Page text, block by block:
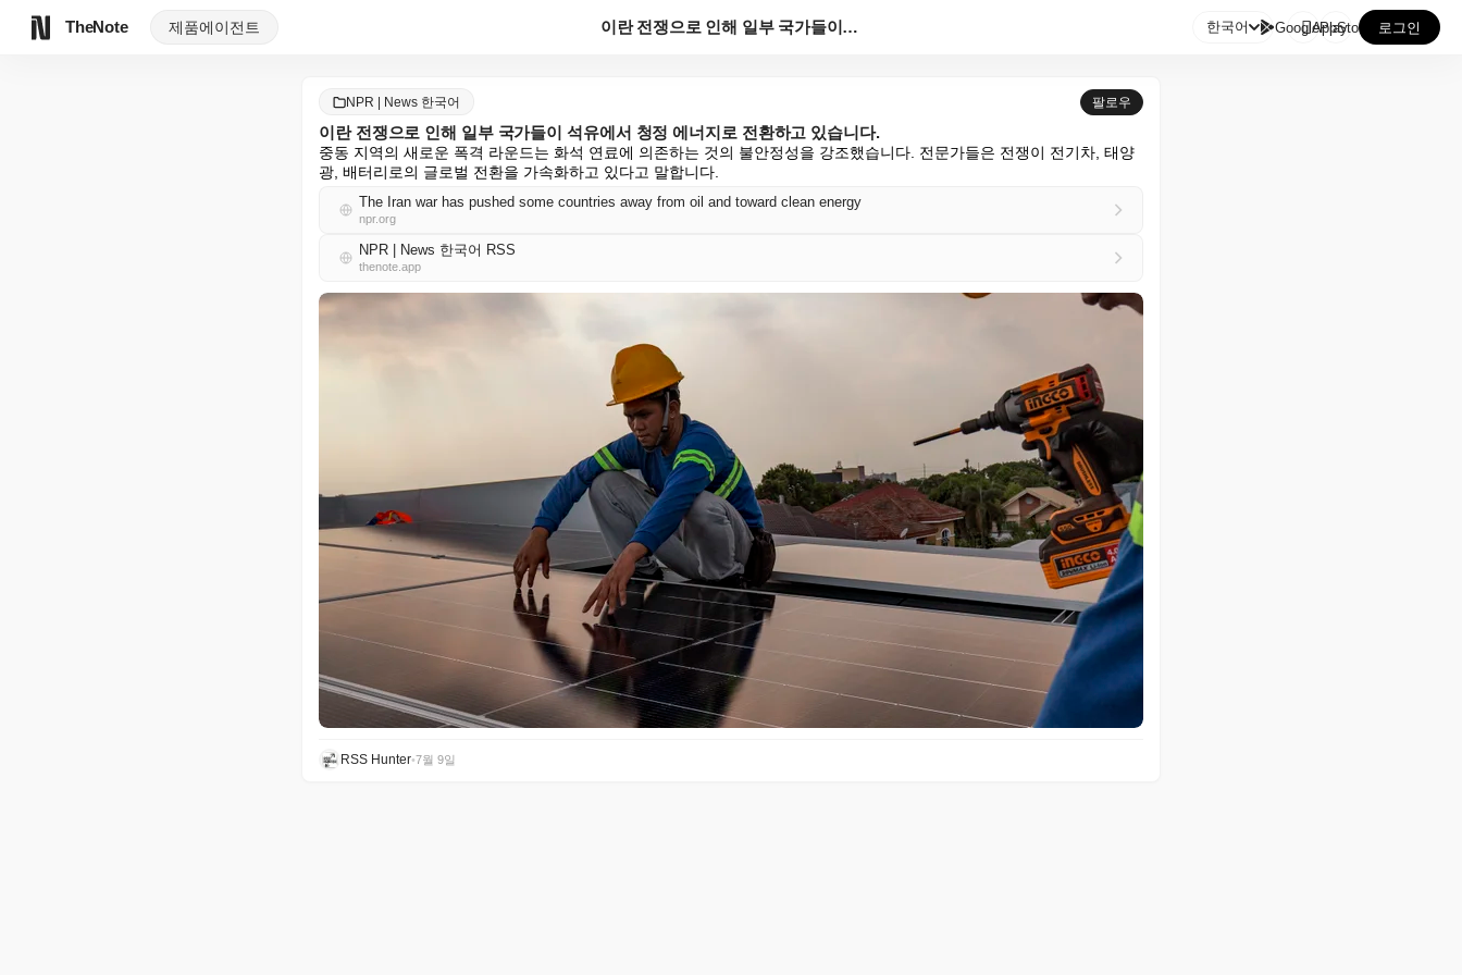
TheNote 제품에이전트 이란 전쟁으로 인해 일부 국가들이 석유에서 청정 에너지... 한국어 GooglePlay
AppStore 로그인
NPR | News 한국어 팔로우
이란 전쟁으로 인해 일부 국가들이 석유에서 청정 에너지로 전환하고 있습니다.
중동 지역의 새로운 폭격 라운드는 화석 연료에 의존하는 것의 불안정성을 강조했습니다. 전문가들은 전쟁이 전기차, 태양
광, 배터리로의 글로벌 전환을 가속화하고 있다고 말합니다.
The Iran war has pushed some countries away from oil and toward clean energy
npr.org
NPR | News 한국어 RSS
thenote.app
RSS Hunter•7월 9일